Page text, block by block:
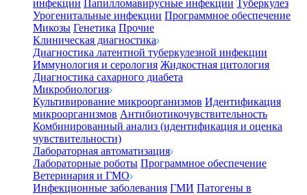
инфекции Папилломавирусные инфекции Туберкулез
Урогенитальные инфекции Программное обеспечение
Микозы Генетика Прочие
Клиническая диагностика
Диагностика латентной туберкулезной инфекции
Иммунология и серология Жидкостная цитология
Диагностика сахарного диабета
Микробиология
Культивирование микроорганизмов Идентификация
микроорганизмов Антибиотикочувствительность
Комбинированный анализ (идентификация и оценка
чувствительности)
Лабораторная автоматизация
Лабораторные роботы Программное обеспечение
Ветеринария и ГМО
Инфекционные заболевания ГМИ Патогены в